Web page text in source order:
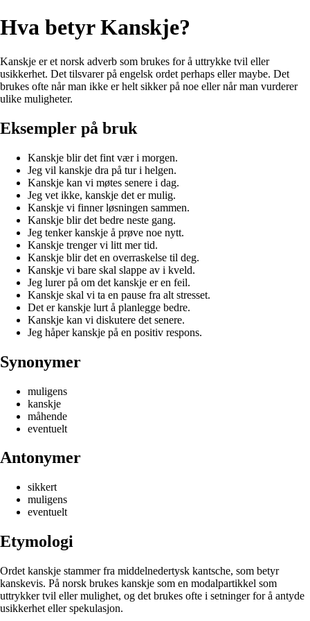
Hva betyr Kanskje?
Kanskje er et norsk adverb som brukes for å uttrykke tvil eller
usikkerhet. Det tilsvarer på engelsk ordet perhaps eller maybe. Det
brukes ofte når man ikke er helt sikker på noe eller når man vurderer
ulike muligheter.
Eksempler på bruk
Kanskje blir det fint vær i morgen.
Jeg vil kanskje dra på tur i helgen.
Kanskje kan vi møtes senere i dag.
Jeg vet ikke, kanskje det er mulig.
Kanskje vi finner løsningen sammen.
Kanskje blir det bedre neste gang.
Jeg tenker kanskje å prøve noe nytt.
Kanskje trenger vi litt mer tid.
Kanskje blir det en overraskelse til deg.
Kanskje vi bare skal slappe av i kveld.
Jeg lurer på om det kanskje er en feil.
Kanskje skal vi ta en pause fra alt stresset.
Det er kanskje lurt å planlegge bedre.
Kanskje kan vi diskutere det senere.
Jeg håper kanskje på en positiv respons.
Synonymer
muligens
kanskje
måhende
eventuelt
Antonymer
sikkert
muligens
eventuelt
Etymologi
Ordet kanskje stammer fra middelnedertysk kantsche, som betyr
kanskevis. På norsk brukes kanskje som en modalpartikkel som
uttrykker tvil eller mulighet, og det brukes ofte i setninger for å antyde
usikkerhet eller spekulasjon.